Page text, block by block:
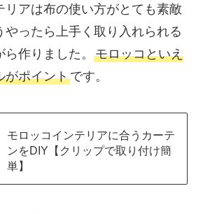
リアは布の使い方がとても素敵
やったら上手く取り入れられる
ら作りました。モロッコといえ
がポイントです。
モロッコインテリアに合うカーテ
ンをDIY【クリップで取り付け簡
単】